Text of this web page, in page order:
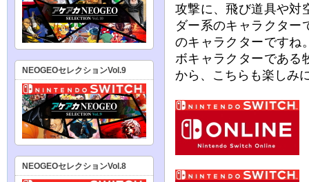
攻撃に、飛び道具や対
ダー系のキャラクター
のキャラクターですね
ボキャラクターである
から、こちらも楽しみ
NEOGEOセレクションVol.9
NEOGEOセレクションVol.8